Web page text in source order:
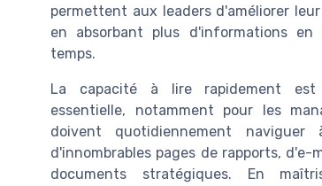
permettent aux leaders d'améliorer
en absorbant plus d'informations en
temps.
La capacité à lire rapidement est
essentielle, notamment pour les
doivent quotidiennement naviguer
d'innombrables pages de rapports, d'e-
documents stratégiques. En